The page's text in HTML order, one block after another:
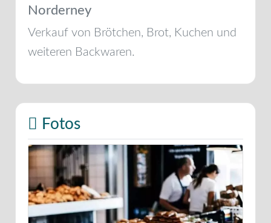
Norderney
Verkauf von Brötchen, Brot, Kuchen und
weiteren Backwaren.
Fotos